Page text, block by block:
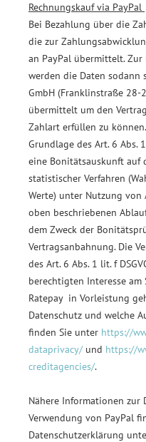
Rechnungskauf via PayPal
Bei Bezahlung über die
die zur
an PayPal übermittelt.
werden die Daten sodann
GmbH (Franklinstraße 28-
übermittelt um den
Zahlart erfüllen zu
Grundlage des Art. 6 Abs.
eine Bonitätsauskunft auf
statistischer Verfahren
Werte) unter Nutzung
oben beschriebenen
dem Zweck der
Vertragsanbahnung. Die
des Art. 6 Abs. 1 lit. f
berechtigten Interesse
Ratepay in Vorleistung
Datenschutz und welche
finden Sie unter https://
dataprivacy/und https://
creditagencies/.
Nähere Informationen zur
Verwendung von PayPal
Datenschutzerklärung